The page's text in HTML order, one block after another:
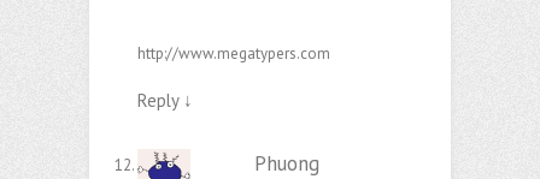
http://www.megatypers.com
Reply ↓
Phuong